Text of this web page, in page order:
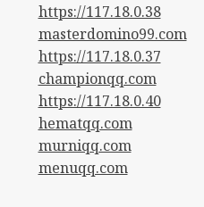
https://117.18.0.38
masterdomino99.com
https://117.18.0.37
championqq.com
https://117.18.0.40
hematqq.com
murniqq.com
menuqq.com